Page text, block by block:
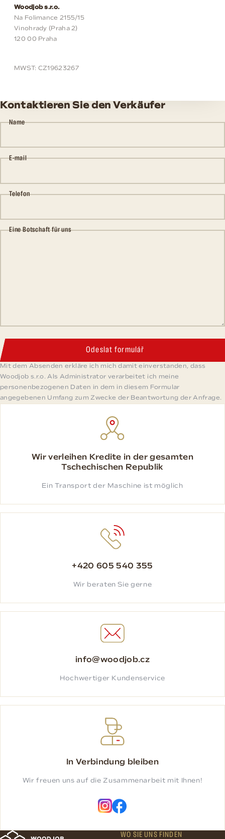
Woodjob s.r.o.
Na Folimance 2155/15
Vinohrady (Praha 2)
120 00 Praha
MWST: CZ19623267
Kontaktieren Sie den Verkäufer
Name
E-mail
Telefon
Eine Botschaft für uns
Odeslat formulář
Mit dem Absenden erkläre ich mich damit einverstanden, dass
Woodjob s.r.o. Als Administrator verarbeitet ich meine
personenbezogenen Daten in dem in diesem Formular
angegebenen Umfang zum Zwecke der Beantwortung der Anfrage.
Wir verleihen Kredite in der gesamten
Tschechischen Republik
Ein Transport der Maschine ist möglich
+420 605 540 355
Wir beraten Sie gerne
info@woodjob.cz
Hochwertiger Kundenservice
In Verbindung bleiben
Wir freuen uns auf die Zusammenarbeit mit Ihnen!
WO SIE UNS FINDEN